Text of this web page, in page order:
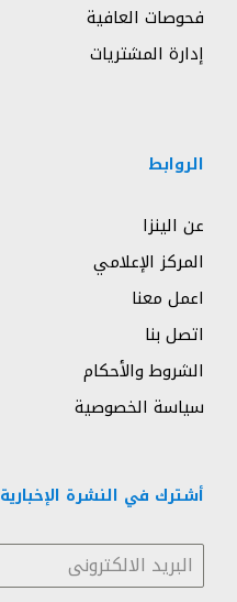
فحوصات العافية
إدارة المشتريات
الروابط
عن الينزا
المركز الإعلامي
اعمل معنا
اتصل بنا
الشروط والأحكام
سياسة الخصوصية
أشترك في النشرة الإخبارية